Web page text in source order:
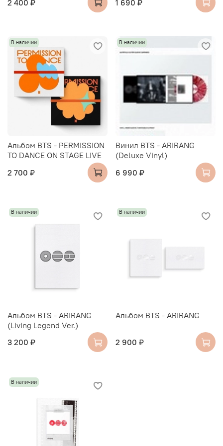
2 400 ₽ 1 690 ₽
В наличии
Альбом BTS - PERMISSION
TO DANCE ON STAGE LIVE
2 700 ₽
В наличии
Винил BTS - ARIRANG
(Deluxe Vinyl)
6 990 ₽
В наличии
Альбом BTS - ARIRANG
(Living Legend Ver.)
3 200 ₽
В наличии
Альбом BTS - ARIRANG
2 900 ₽
В наличии